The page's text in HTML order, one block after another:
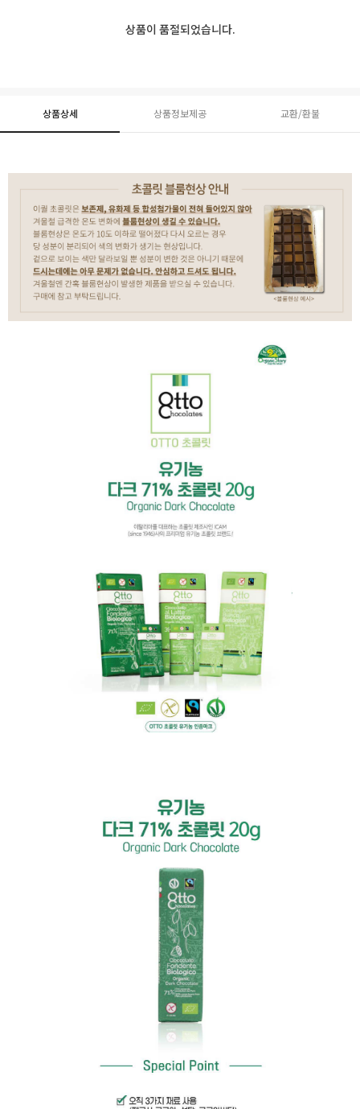
상품이 품절되었습니다.
상품상세 상품정보제공 교환/환불